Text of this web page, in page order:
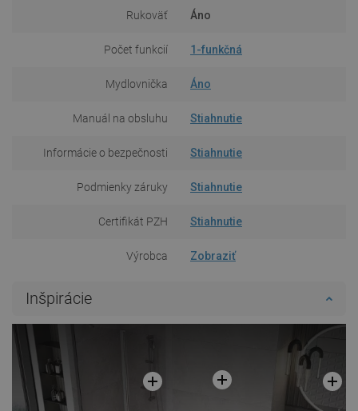
Rukoväť Áno
Počet funkcií 1-funkčná
Mydlovnička Áno
Manuál na obsluhu Stiahnutie
Informácie o bezpečnosti Stiahnutie
Podmienky záruky Stiahnutie
Certifikát PZH Stiahnutie
Výrobca Zobraziť
Inšpirácie